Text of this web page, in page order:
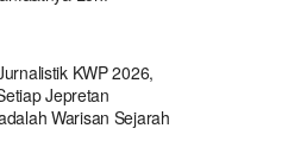
KWP 2026,
Jepretan
Warisan Sejarah